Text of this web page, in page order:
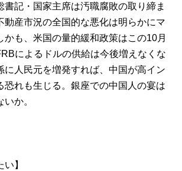
書記・国家主席は汚職腐敗の取り締ま
動産市況の全国的な悪化は明らかにマ
かも、米国の量的緩和政策はこの10月
によるドルの供給は今後増えなくな
に人民元を増発すれば、中国が高イン
恐れも生じる。銀座での中国人の宴は
か。
】